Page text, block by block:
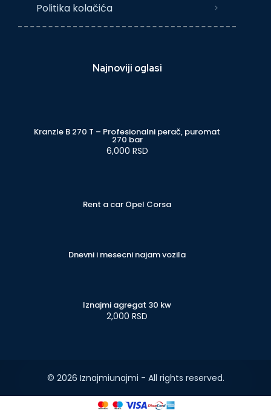
Politika kolačića
Najnoviji oglasi
Kranzle B 270 T – Profesionalni perač, puromat
270 bar
6,000 RSD
Rent a car Opel Corsa
Dnevni i mesecni najam vozila
Iznajmi agregat 30 kw
2,000 RSD
© 2026 Iznajmiunajmi - All rights reserved.